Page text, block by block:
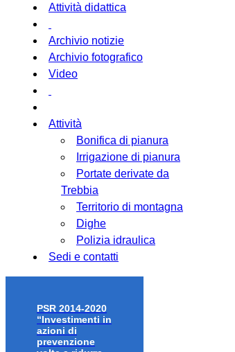
Attività didattica
Archivio notizie
Archivio fotografico
Video
Attività
Bonifica di pianura
Irrigazione di pianura
Portate derivate da
Trebbia
Territorio di montagna
Dighe
Polizia idraulica
Sedi e contatti
PSR 2014-2020
“Investimenti in
azioni di
prevenzione